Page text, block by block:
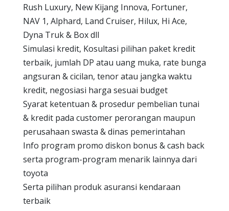
Rush Luxury, New Kijang Innova, Fortuner,
NAV 1, Alphard, Land Cruiser, Hilux, Hi Ace,
Dyna Truk & Box dll
Simulasi kredit, Kosultasi pilihan paket kredit
terbaik, jumlah DP atau uang muka, rate bunga
angsuran & cicilan, tenor atau jangka waktu
kredit, negosiasi harga sesuai budget
Syarat ketentuan & prosedur pembelian tunai
& kredit pada customer perorangan maupun
perusahaan swasta & dinas pemerintahan
Info program promo diskon bonus & cash back
serta program-program menarik lainnya dari
toyota
Serta pilihan produk asuransi kendaraan
terbaik